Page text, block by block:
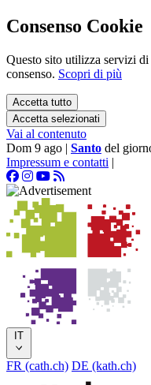
Consenso Cookie
Questo sito utilizza servizi
consenso. Scopri di più
Accetta tutto
Accetta selezionati
Vai al contenuto
Dom 9 ago | Santo del
Impressum e contatti |
IT
FR (cath.ch) DE (kath.ch)